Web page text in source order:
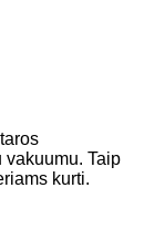
Taip
kurti.